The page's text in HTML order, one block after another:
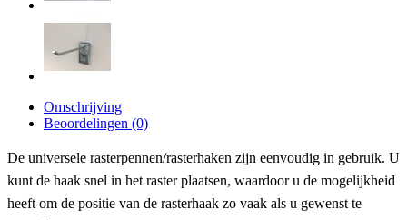
Omschrijving
Beoordelingen (0)
De universele rasterpennen/rasterhaken zijn eenvoudig in gebruik. U
kunt de haak snel in het raster plaatsen, waardoor u de mogelijkheid
heeft om de positie van de rasterhaak zo vaak als u gewenst te